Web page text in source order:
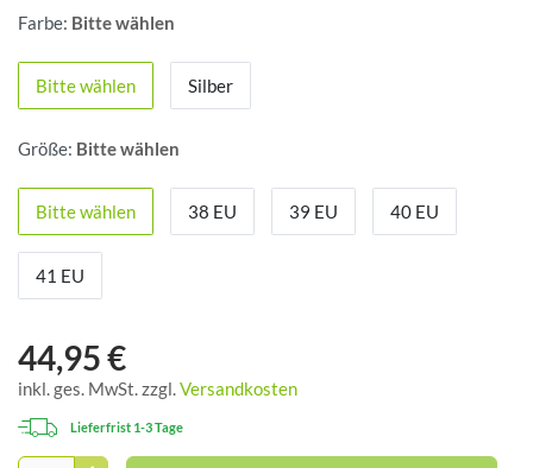
Farbe: Bitte wählen
Bitte wählen Silber
Größe: Bitte wählen
Bitte wählen 38 EU 39 EU 40 EU
41 EU
44,95 €
inkl. ges. MwSt. zzgl.Versandkosten
Lieferfrist 1-3 Tage